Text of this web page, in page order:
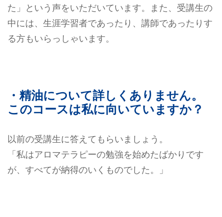
た」という声をいただいています。また、受講生の
中には、生涯学習者であったり、講師であったりす
る方もいらっしゃいます。
・精油について詳しくありません。
このコースは私に向いていますか？
以前の受講生に答えてもらいましょう。
「私はアロマテラピーの勉強を始めたばかりです
が、すべてが納得のいくものでした。」